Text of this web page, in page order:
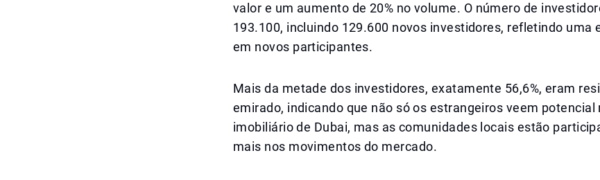
valor e um aumento de 20% no volume. O número de
193.100, incluindo 129.600 novos investidores, refletindo uma
em novos participantes.
Mais da metade dos investidores, exatamente 56,6%, eram
emirado, indicando que não só os estrangeiros veem potencial
imobiliário de Dubai, mas as comunidades locais estão
mais nos movimentos do mercado.